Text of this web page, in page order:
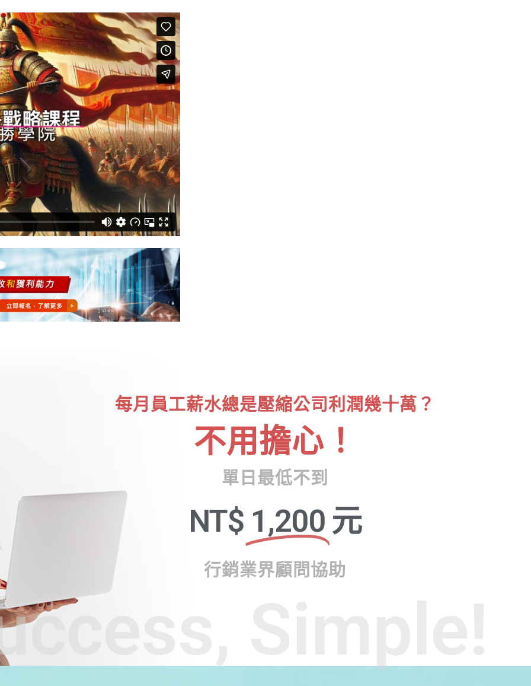
Simple!
每月員工薪水總是壓縮公司利潤幾十萬？
不用擔心！
單日最低不到
NT$ 1,200 元
行銷業界顧問協助